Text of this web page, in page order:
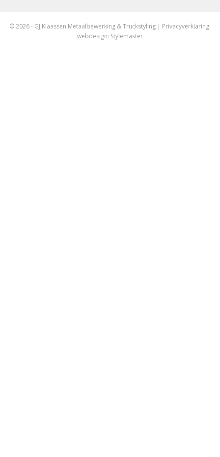
© 2026 - GJ Klaassen Metaalbewerking & Truckstyling | Privacyverklaring,
webdesign: Stylemaster